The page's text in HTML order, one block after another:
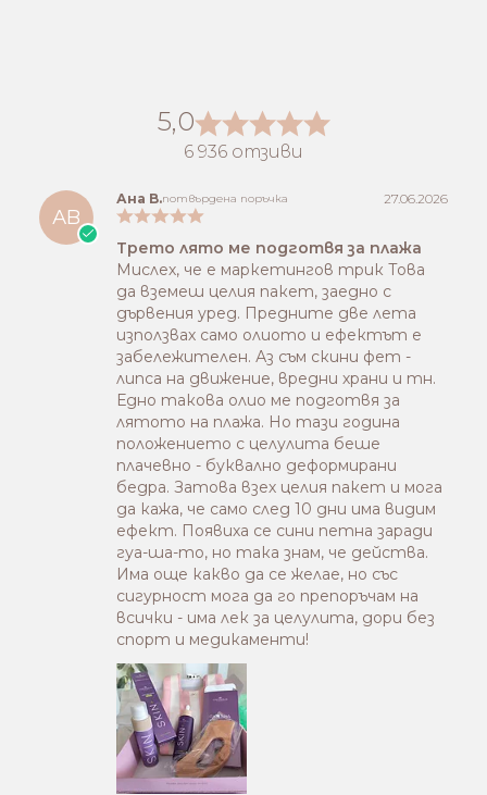
5,0
6 936 отзиви
АB
Ана B.потвърдена поръчка 27.06.2026
Трето лято ме подготвя за плажа
Мислех, че е маркетингов трик Това
да вземеш целия пакет, заедно с
дървения уред. Предните две лета
използвах само олиото и ефектът е
забележителен. Аз съм скини фет -
липса на движение, вредни храни и тн.
Едно такова олио ме подготвя за
лятото на плажа. Но тази година
положението с целулита беше
плачевно - буквално деформирани
бедра. Затова взех целия пакет и мога
да кажа, че само след 10 дни има видим
ефект. Появиха се сини петна заради
гуа-ша-то, но така знам, че действа.
Има още какво да се желае, но със
сигурност мога да го препоръчам на
всички - има лек за целулита, дори без
спорт и медикаменти!